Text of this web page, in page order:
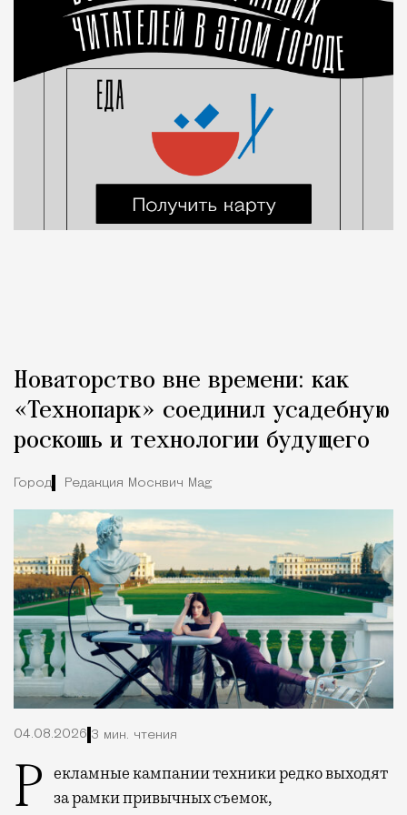
Новаторство вне времени: как
«Технопарк» соединил усадебную
роскошь и технологии будущего
Город Редакция Москвич Mag
04.08.2026 3 мин. чтения
Рекламные кампании техники редко выходят
за рамки привычных съемок,